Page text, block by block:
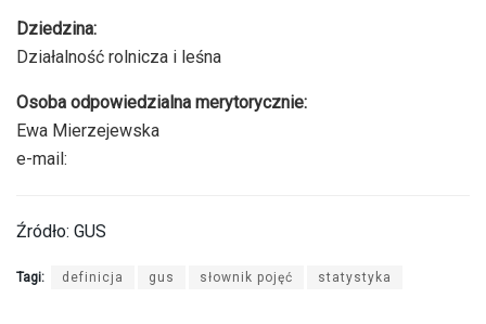
Dziedzina:
Działalność rolnicza i leśna
Osoba odpowiedzialna merytorycznie:
Ewa Mierzejewska
e-mail:
Źródło: GUS
Tagi: definicja gus słownik pojęć statystyka